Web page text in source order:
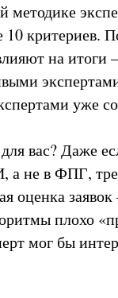
методике
10 критериев.
на итоги
уже
вас? Даже
не в ФПГ,
оценка
плохо
мог бы